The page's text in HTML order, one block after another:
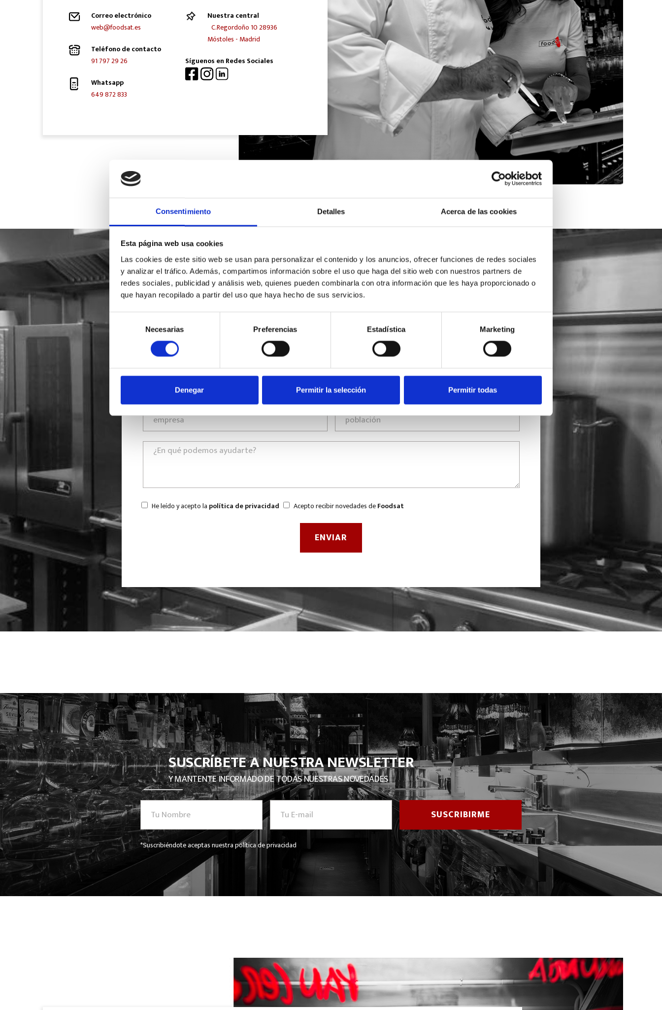
Consentimiento Detalles Acerca de las cookies
Esta página web usa cookies
Las cookies de este sitio web se usan para personalizar el contenido y los anuncios, ofrecer funciones de redes sociales
y analizar el tráfico. Además, compartimos información sobre el uso que haga del sitio web con nuestros partners de
redes sociales, publicidad y análisis web, quienes pueden combinarla con otra información que les haya proporcionado o
que hayan recopilado a partir del uso que haya hecho de sus servicios.
consentimiento
Necesarias Preferencias Estadística Marketing
Denegar Permitir la selección Permitir todas
Correo electrónico
web@foodsat.es
Teléfono de contacto
91 797 29 26
Whatsapp
649 872 833
Nuestra central
C.Regordoño 10 28936
Móstoles - Madrid
Síguenos en Redes Sociales
SOLICITA INFORMACIÓN
He leído y acepto la política de privacidad Acepto recibir novedades deFoodsat
SUSCRÍBETE A NUESTRA NEWSLETTER
Y MANTENTE INFORMADO DE TODAS NUESTRAS NOVEDADES
*Suscribiéndote aceptas nuestra política de privacidad